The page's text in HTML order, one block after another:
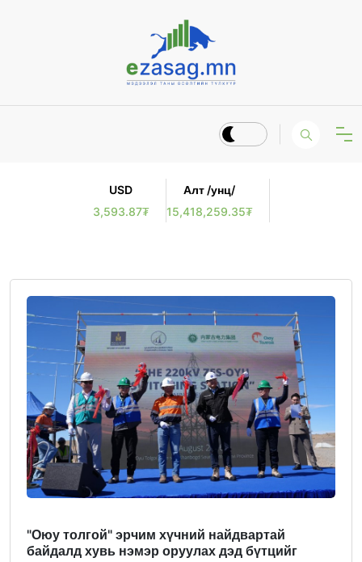
USD
3,593.87₮
Алт /унц/
15,418,259.35₮
"Оюу толгой" эрчим хүчний найдвартай
байдалд хувь нэмэр оруулах дэд бүтцийг